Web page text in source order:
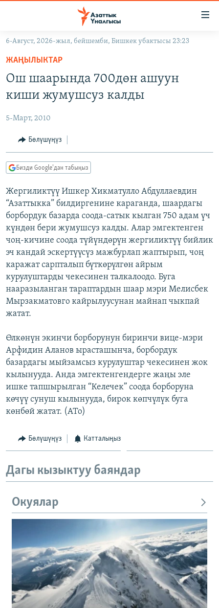
Навигацияга
өтүңүз
Издөөгө
салыңызКЫРГЫЗСТАН
ЭКОНОМИКА
МАДАНИЯТ
БОРБОР АЗИЯ
АТАЙЫН ИЛИКТӨӨ
ТВ ПРОГРАММАЛАР
ЭКСПЕРТТЕР ТАЛДАЙТ
БИЗ ЖАНА ДҮЙНӨ
ДАНИСТЕ
ЭЖЕ-СИҢДИЛЕР
АЗАТТЫК+
ЫҢГАЙСЫЗ СУРООЛОР
ӨЗГӨЧӨ ПИКИР
Русский
ОНЛАЙН ШЕРИНЕ
ЭЕ/АРнун бардык сайттары
6-Август, 2026-жыл, бейшемби, Бишкек убактысы 23:23
ЖАҢЫЛЫКТАР
Ош шаарында 700дөн ашуун
киши жумушсуз калды
5-Март, 2010
Бөлүшүңүз
Бизди Google'дан табыңыз
Жергиликтүү Ишкер Хикматулло Абдуллаевдин
“Азаттыкка” билдиргенине караганда, шаардагы
борбордук базарда соода-сатык кылган 750 адам үч
күндөн бери жумушсуз калды. Алар эмгектенген
чоң-кичине соода түйүндөрүн жергиликтүү бийлик
эч кандай эскертүүсүз мажбурлап жаптырып, чоң
каражат сарпталып бүткөрүлгөн айрым
курулуштарды чекесинен талкалоодо. Буга
нааразыланган тараптардын шаар мэри Мелисбек
Мырзакматовго кайрылуусунан майнап чыкпай
жатат.
Өлкөнүн экинчи борборунун биринчи вице-мэри
Арфидин Аланов ырасташынча, борбордук
базардагы мыйзамсыз курулуштар чекесинен жок
кылынууда. Анда эмгектенгендерге жаңы эле
ишке тапшырылган “Келечек” соода борборуна
көчүү сунуш кылынууда, бирок көпчүлүк буга
көнбөй жатат. (ATo)
Бөлүшүңүз Катталыңыз
Дагы кызыктуу баяндар
Окуялар